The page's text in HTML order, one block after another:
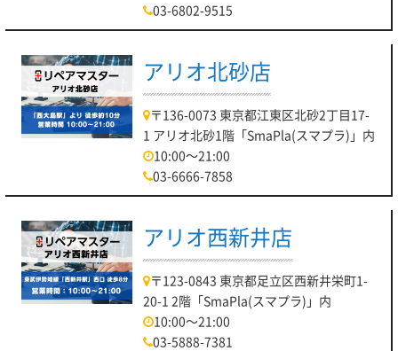
03-6802-9515
アリオ北砂店
〒136-0073 東京都江東区北砂2丁目17-
1 アリオ北砂1階「SmaPla(スマプラ)」内
10:00～21:00
03-6666-7858
アリオ西新井店
〒123-0843 東京都足立区西新井栄町1-
20-1 2階「SmaPla(スマプラ)」内
10:00～21:00
03-5888-7381